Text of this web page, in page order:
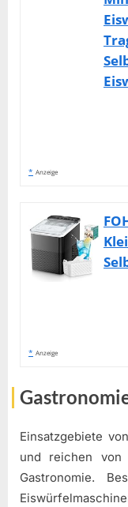
* Anzeige
* Anzeige
Einsatzgebiete
und reichen
Gastronomie.